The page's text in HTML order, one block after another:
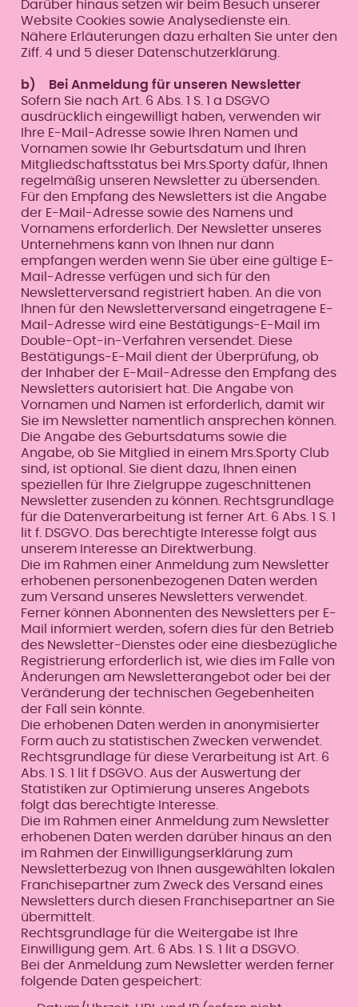
Darüber hinaus setzen wir beim Besuch unserer
Website Cookies sowie Analysedienste ein.
Nähere Erläuterungen dazu erhalten Sie unter den
Ziff. 4 und 5 dieser Datenschutzerklärung.
b) Bei Anmeldung für unseren Newsletter
Sofern Sie nach Art. 6 Abs. 1 S. 1 a DSGVO
ausdrücklich eingewilligt haben, verwenden wir
Ihre E-Mail-Adresse sowie Ihren Namen und
Vornamen sowie Ihr Geburtsdatum und Ihren
Mitgliedschaftsstatus bei Mrs.Sporty dafür, Ihnen
regelmäßig unseren Newsletter zu übersenden.
Für den Empfang des Newsletters ist die Angabe
der E-Mail-Adresse sowie des Namens und
Vornamens erforderlich. Der Newsletter unseres
Unternehmens kann von Ihnen nur dann
empfangen werden wenn Sie über eine gültige E-
Mail-Adresse verfügen und sich für den
Newsletterversand registriert haben. An die von
Ihnen für den Newsletterversand eingetragene E-
Mail-Adresse wird eine Bestätigungs-E-Mail im
Double-Opt-in-Verfahren versendet. Diese
Bestätigungs-E-Mail dient der Überprüfung, ob
der Inhaber der E-Mail-Adresse den Empfang des
Newsletters autorisiert hat. Die Angabe von
Vornamen und Namen ist erforderlich, damit wir
Sie im Newsletter namentlich ansprechen können.
Die Angabe des Geburtsdatums sowie die
Angabe, ob Sie Mitglied in einem Mrs.Sporty Club
sind, ist optional. Sie dient dazu, Ihnen einen
speziellen für Ihre Zielgruppe zugeschnittenen
Newsletter zusenden zu können. Rechtsgrundlage
für die Datenverarbeitung ist ferner Art. 6 Abs. 1 S. 1
lit f. DSGVO. Das berechtigte Interesse folgt aus
unserem Interesse an Direktwerbung.
Die im Rahmen einer Anmeldung zum Newsletter
erhobenen personenbezogenen Daten werden
zum Versand unseres Newsletters verwendet.
Ferner können Abonnenten des Newsletters per E-
Mail informiert werden, sofern dies für den Betrieb
des Newsletter-Dienstes oder eine diesbezügliche
Registrierung erforderlich ist, wie dies im Falle von
Änderungen am Newsletterangebot oder bei der
Veränderung der technischen Gegebenheiten
der Fall sein könnte.
Die erhobenen Daten werden in anonymisierter
Form auch zu statistischen Zwecken verwendet.
Rechtsgrundlage für diese Verarbeitung ist Art. 6
Abs. 1 S. 1 lit f DSGVO. Aus der Auswertung der
Statistiken zur Optimierung unseres Angebots
folgt das berechtigte Interesse.
Die im Rahmen einer Anmeldung zum Newsletter
erhobenen Daten werden darüber hinaus an den
im Rahmen der Einwilligungserklärung zum
Newsletterbezug von Ihnen ausgewählten lokalen
Franchisepartner zum Zweck des Versand eines
Newsletters durch diesen Franchisepartner an Sie
übermittelt.
Rechtsgrundlage für die Weitergabe ist Ihre
Einwilligung gem. Art. 6 Abs. 1 S. 1 lit a DSGVO.
Bei der Anmeldung zum Newsletter werden ferner
folgende Daten gespeichert: